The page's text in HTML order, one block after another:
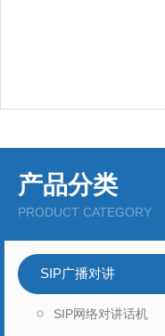
产品分类
PRODUCT CATEGORY
SIP广播对讲
SIP网络对讲话机